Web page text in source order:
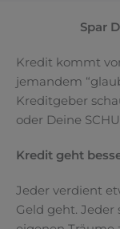
Spar
Kredit kommt
jemandem
Kreditgeber
oder Deine
Kredit geht
Jeder verdient
Geld geht. Jeder